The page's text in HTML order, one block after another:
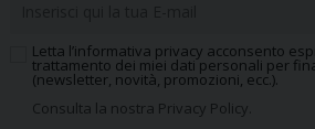
Letta l’informativa privacy acconsento
trattamento dei miei dati personali per
(newsletter, novità, promozioni, ecc.).
Consulta la nostra Privacy Policy.